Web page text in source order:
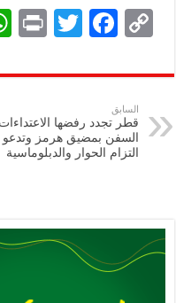
C
p
y
Li
n
F
eb
k
T
tt
P
السابق
قطر تجدد رفضها
السفن بمضيق هرمز وتدعو
التزام الحوار والدبلوماسية